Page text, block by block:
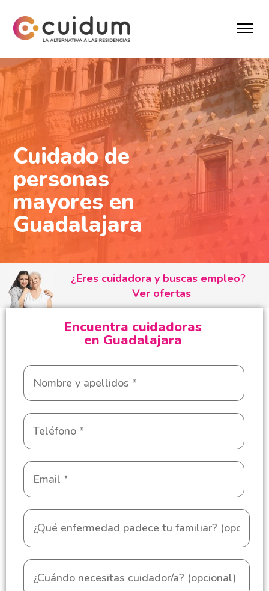
Cuidado de
personas
mayores en
Guadalajara
¿Eres cuidadora y buscas empleo?
Ver ofertas
Encuentra cuidadoras
en Guadalajara